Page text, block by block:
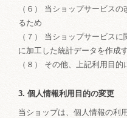
（６） 当ショップサービス
るため
（７） 当ショップサービス
に加工した統計データを作成
（８） その他、上記利用目
3. 個人情報利用目的の変更
当ショップは、個人情報の利